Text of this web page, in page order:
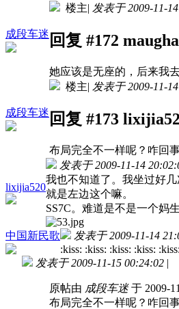
成段车迷
楼主| 发表于 2009-11-
回复 #172
她应该是无座的，后来我
成段车迷
楼主| 发表于 2009-11-
回复 #173
布局完全不一样呢？咋回
lixijia520
发表于 2009-11-14
我也不知道了。我坐过好
就是左边这个嘛。
SS7C。难道是不是一个妈
中国新民歌 发表于 2009-11-14
:kiss: :kiss: :kiss: :kiss:
发表于 2009-11-15 00:24:02 |
原帖由 成段车迷于 2009-
布局完全不一样呢？咋回